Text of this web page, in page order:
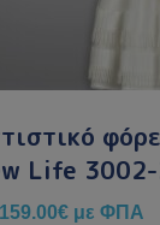
Life
159.00€με ΦΠΑ